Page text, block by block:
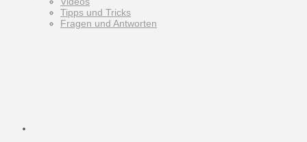
Tipps und Tricks
Fragen und Antworten